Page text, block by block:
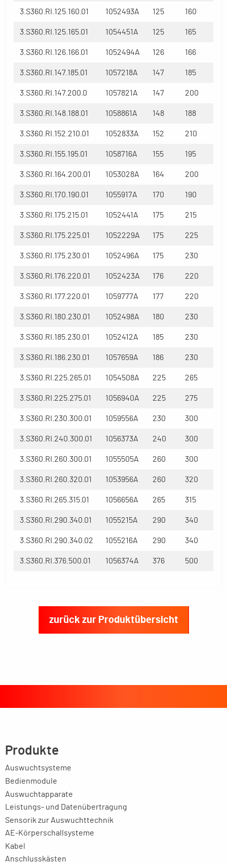
3.S360.RI.125.160.01 1052493A 125 160
3.S360.RI.125.165.01 1054451A 125 165
3.S360.RI.126.166.01 1052494A 126 166
3.S360.RI.147.185.01 1057218A 147 185
3.S360.RI.147.200.0 1057821A 147 200
3.S360.RI.148.188.01 1058861A 148 188
3.S360.RI.152.210.01 1052833A 152 210
3.S360.RI.155.195.01 1058716A 155 195
3.S360.RI.164.200.01 1053028A 164 200
3.S360.RI.170.190.01 1055917A 170 190
3.S360.RI.175.215.01 1052441A 175 215
3.S360.RI.175.225.01 1052229A 175 225
3.S360.RI.175.230.01 1052496A 175 230
3.S360.RI.176.220.01 1052423A 176 220
3.S360.RI.177.220.01 1059777A 177 220
3.S360.RI.180.230.01 1052498A 180 230
3.S360.RI.185.230.01 1052412A 185 230
3.S360.RI.186.230.01 1057659A 186 230
3.S360.RI.225.265.01 1054508A 225 265
3.S360.RI.225.275.01 1056940A 225 275
3.S360.RI.230.300.01 1059556A 230 300
3.S360.RI.240.300.01 1056373A 240 300
3.S360.RI.260.300.01 1055505A 260 300
3.S360.RI.260.320.01 1053956A 260 320
3.S360.RI.265.315.01 1056656A 265 315
3.S360.RI.290.340.01 1055215A 290 340
3.S360.RI.290.340.02 1055216A 290 340
3.S360.RI.376.500.01 1056374A 376 500
zurück zur Produktübersicht
Produkte
Auswuchtsysteme
Bedienmodule
Auswuchtapparate
Leistungs- und Datenübertragung
Sensorik zur Auswuchttechnik
AE-Körperschallsysteme
Kabel
Anschlusskästen